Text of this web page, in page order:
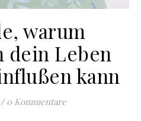
warum
Leben
kann
/ 0 Kommentare